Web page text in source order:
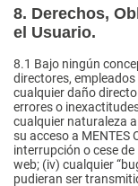
8. Derechos,
el Usuario.
8.1 Bajo ningún
directores,
cualquier daño
errores o
cualquier naturaleza
su acceso a MENTES
interrupción o cese
web; (iv) cualquier
pudieran ser